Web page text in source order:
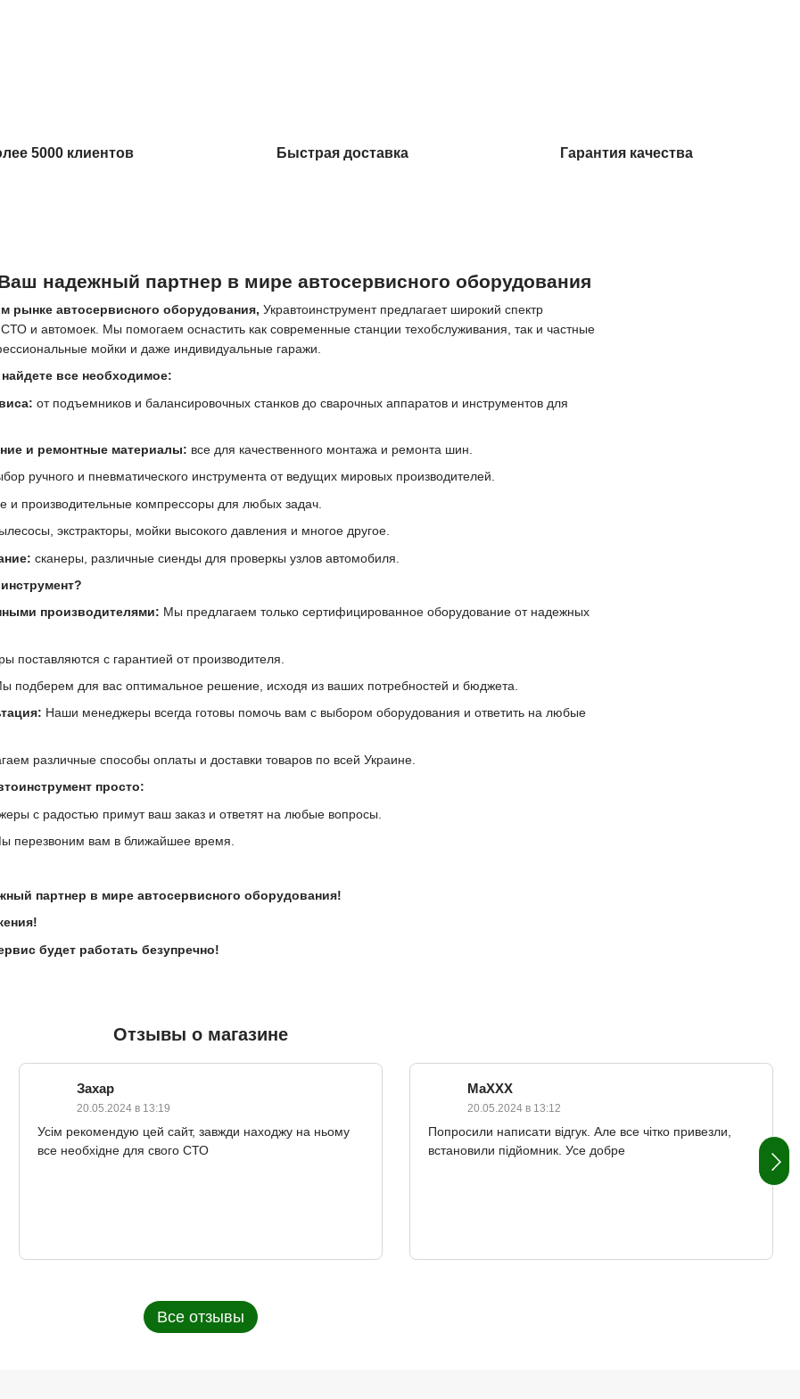
5000 клиентов Быстрая доставка Гарантия качества
надежный партнер в мире автосервисного оборудования
рынке автосервисного оборудования, Укравтоинструмент предлагает широкий спектр
и автомоек. Мы помогаем оснастить как современные станции техобслуживания, так и частные
мойки и даже индивидуальные гаражи.
все необходимое:
от подъемников и балансировочных станков до сварочных аппаратов и инструментов для
и ремонтные материалы: все для качественного монтажа и ремонта шин.
ручного и пневматического инструмента от ведущих мировых производителей.
и производительные компрессоры для любых задач.
экстракторы, мойки высокого давления и многое другое.
сканеры, различные сиенды для проверкы узлов автомобиля.
производителями: Мы предлагаем только сертифицированное оборудование от надежных
поставляются с гарантией от производителя.
подберем для вас оптимальное решение, исходя из ваших потребностей и бюджета.
Наши менеджеры всегда готовы помочь вам с выбором оборудования и ответить на любые
различные способы оплаты и доставки товаров по всей Украине.
просто:
с радостью примут ваш заказ и ответят на любые вопросы.
перезвоним вам в ближайшее время.
партнер в мире автосервисного оборудования!
будет работать безупречно!
Отзывы о магазине
Захар
20.05.2024 в 13:19
Усім рекомендую цей сайт, завжди находжу на ньому
все необхідне для свого СТО
MaXXX
20.05.2024 в 13:12
Попросили написати відгук. Але все чітко привезли,
встановили підйомник. Усе добре
Все отзывы